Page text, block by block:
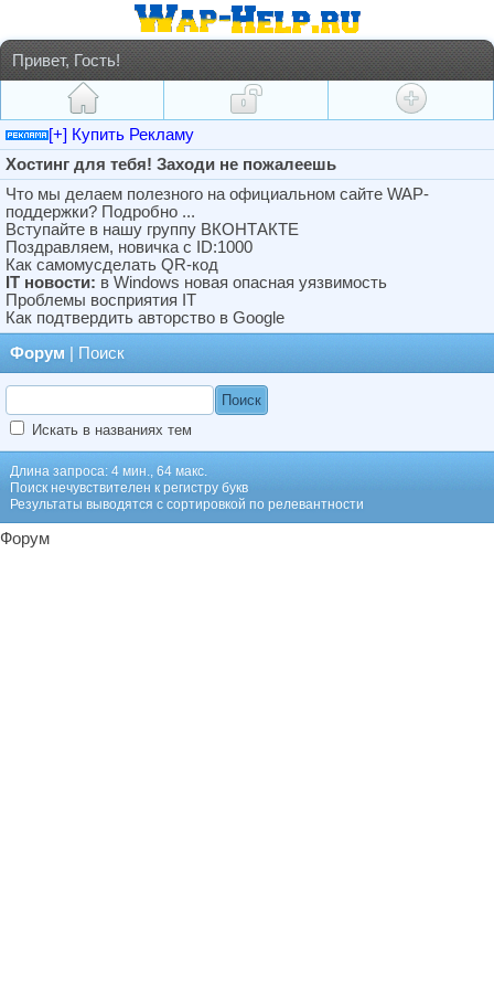
Привет, Гость!
[+] Купить Рекламу
Хостинг для тебя! Заходи не пожалеешь
Что мы делаем полезного на официальном сайте WAP-
поддержки? Подробно ...
Вступайте в нашу группу ВКОНТАКТЕ
Поздравляем, новичка с ID:1000
Как самомусделать QR-код
IT новости: в Windows новая опасная уязвимость
Проблемы восприятия IT
Как подтвердить авторство в Google
Форум | Поиск
Искать в названиях тем
Длина запроса: 4 мин., 64 макс.
Поиск нечувствителен к регистру букв
Результаты выводятся с сортировкой по релевантности
Форум